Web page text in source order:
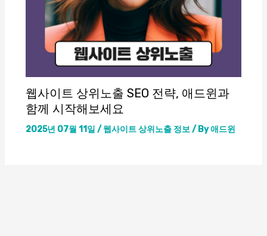
웹사이트 상위노출 SEO 전략, 애드윈과
함께 시작해보세요
2025년 07월 11일 / 웹사이트 상위노출 정보/ By애드윈